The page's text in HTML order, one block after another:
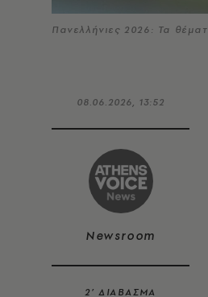
Πανελλήνιες 2026: Τα
08.06.2026, 13:52
Newsroom
2’ ΔΙΑΒΑΣΜΑ